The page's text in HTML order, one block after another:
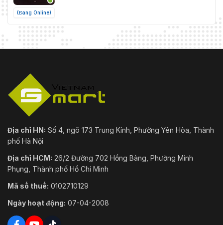
(Đang Online)
Địa chỉ HN: Số 4, ngõ 173 Trung Kính, Phường Yên Hòa, Thành
phố Hà Nội
Địa chỉ HCM: 26/2 Đường 702 Hồng Bàng, Phường Minh
Phụng, Thành phố Hồ Chí Minh
Mã số thuế: 0102710129
Ngày hoạt động: 07-04-2008